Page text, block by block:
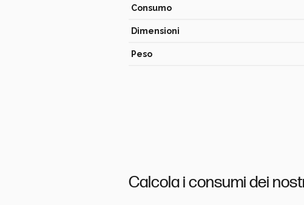
Consumo
Dimensioni
Peso
Calcola i consumi dei